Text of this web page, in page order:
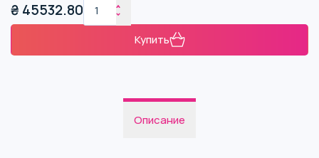
₴ 45532.80
Купить
Описание